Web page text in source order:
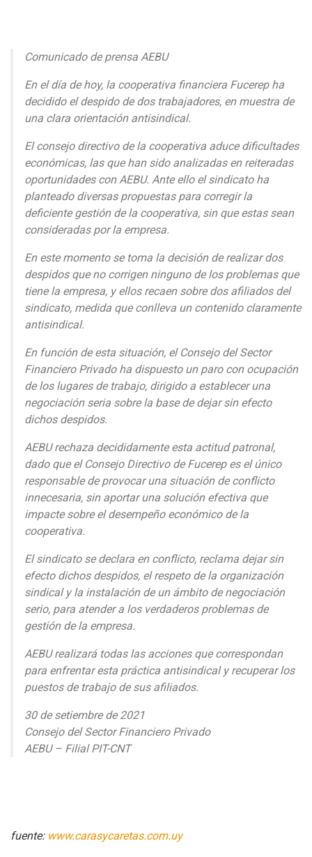
Comunicado de prensa AEBU
En el día de hoy, la cooperativa financiera Fucerep ha
decidido el despido de dos trabajadores, en muestra de
una clara orientación antisindical.
El consejo directivo de la cooperativa aduce dificultades
económicas, las que han sido analizadas en reiteradas
oportunidades con AEBU. Ante ello el sindicato ha
planteado diversas propuestas para corregir la
deficiente gestión de la cooperativa, sin que estas sean
consideradas por la empresa.
En este momento se toma la decisión de realizar dos
despidos que no corrigen ninguno de los problemas que
tiene la empresa, y ellos recaen sobre dos afiliados del
sindicato, medida que conlleva un contenido claramente
antisindical.
En función de esta situación, el Consejo del Sector
Financiero Privado ha dispuesto un paro con ocupación
de los lugares de trabajo, dirigido a establecer una
negociación seria sobre la base de dejar sin efecto
dichos despidos.
AEBU rechaza decididamente esta actitud patronal,
dado que el Consejo Directivo de Fucerep es el único
responsable de provocar una situación de conflicto
innecesaria, sin aportar una solución efectiva que
impacte sobre el desempeño económico de la
cooperativa.
El sindicato se declara en conflicto, reclama dejar sin
efecto dichos despidos, el respeto de la organización
sindical y la instalación de un ámbito de negociación
serio, para atender a los verdaderos problemas de
gestión de la empresa.
AEBU realizará todas las acciones que correspondan
para enfrentar esta práctica antisindical y recuperar los
puestos de trabajo de sus afiliados.
30 de setiembre de 2021
Consejo del Sector Financiero Privado
AEBU – Filial PIT-CNT
fuente: www.carasycaretas.com.uy